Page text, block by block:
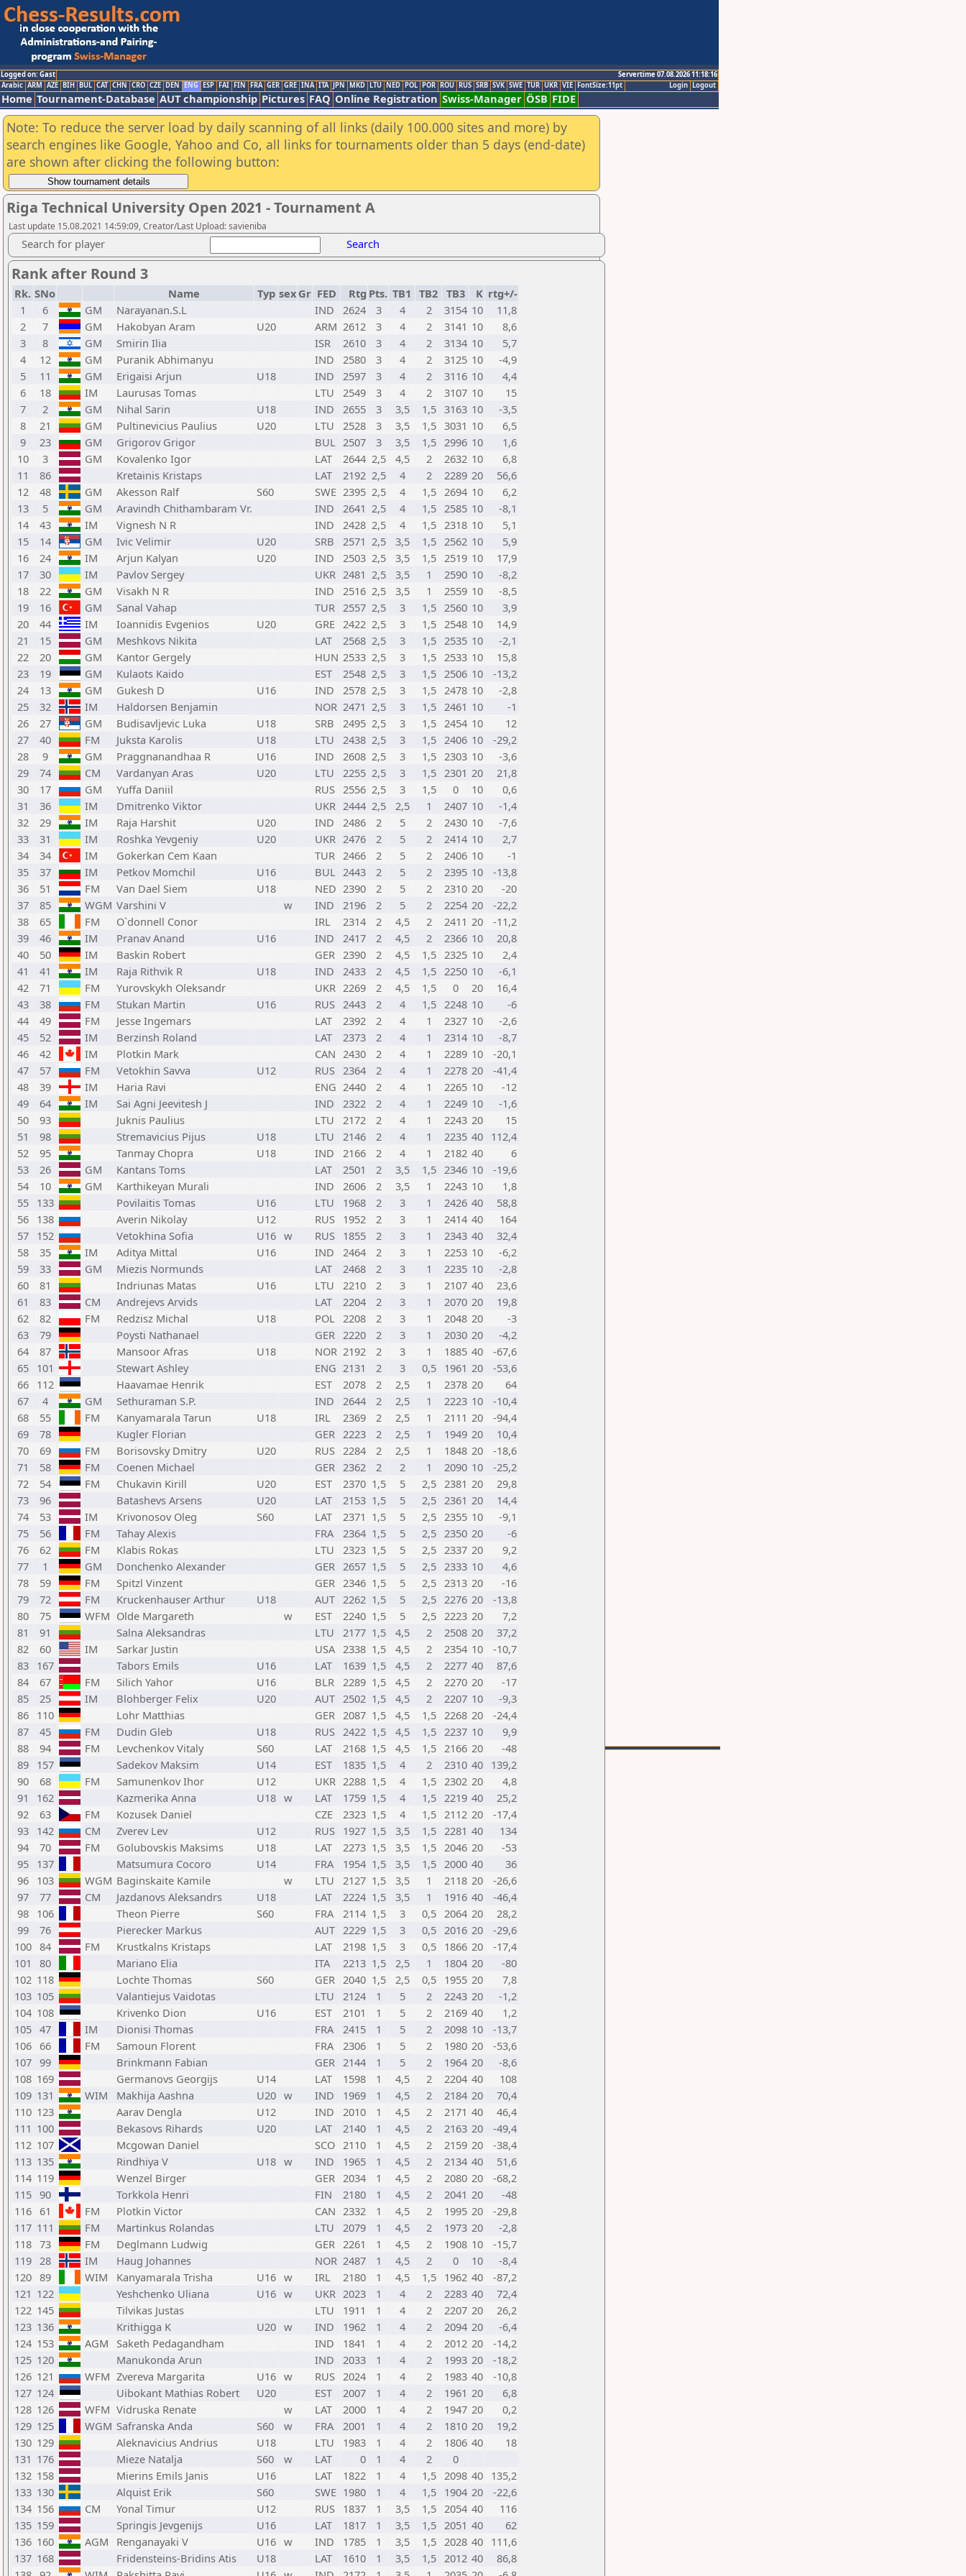
Logged on: Gast
Servertime 07.08.2026 11:18:16
Logout
Login
Arabic ARM AZE BIH BUL CAT CHN CRO CZE DEN ENG ESP FAI FIN FRA GER GRE INA ITA JPN MKD LTU NED POL POR ROU RUS SRB SVK SWE TUR UKR VIE FontSize:11pt
Home Tournament-Database AUT championship Pictures FAQ Online Registration Swiss-Manager ÖSB FIDE
Note: To reduce the server load by daily scanning of all links (daily 100.000 sites and more) by
search engines like Google, Yahoo and Co, all links for tournaments older than 5 days (end-date)
are shown after clicking the following button:
Riga Technical University Open 2021 - Tournament A
Last update 15.08.2021 14:59:09, Creator/Last Upload: savieniba
Search for player Search
Rank after Round 3
Rk. SNo Name Typ sex Gr FED Rtg Pts. TB1 TB2 TB3 K rtg+/-
1
6 GM Narayanan.S.L IND 2624 3 4 2 3154 10
11,8
2
7 GM Hakobyan Aram U20 ARM 2612 3 4 2 3141 10
8,6
3
8 GM Smirin Ilia ISR 2610 3 4 2 3134 10
5,7
4
12 GM Puranik Abhimanyu IND 2580 3 4 2 3125 10
-4,9
5
11 GM Erigaisi Arjun U18 IND 2597 3 4 2 3116 10
4,4
6
18 IM Laurusas Tomas LTU 2549 3 4 2 3107 10
15
7
2 GM Nihal Sarin U18 IND 2655 3 3,5 1,5 3163 10
-3,5
8
21 GM Pultinevicius Paulius U20 LTU 2528 3 3,5 1,5 3031 10
6,5
9
23 GM Grigorov Grigor BUL 2507 3 3,5 1,5 2996 10
1,6
10
3 GM Kovalenko Igor LAT 2644 2,5 4,5 2 2632 10
6,8
11
86 Kretainis Kristaps LAT 2192 2,5 4 2 2289 20
56,6
12
48 GM Akesson Ralf S60 SWE 2395 2,5 4 1,5 2694 10
6,2
13
5 GM Aravindh Chithambaram Vr. IND 2641 2,5 4 1,5 2585 10
-8,1
14
43 IM Vignesh N R IND 2428 2,5 4 1,5 2318 10
5,1
15
14 GM Ivic Velimir U20 SRB 2571 2,5 3,5 1,5 2562 10
5,9
16
24 IM Arjun Kalyan U20 IND 2503 2,5 3,5 1,5 2519 10
17,9
17
30 IM Pavlov Sergey UKR 2481 2,5 3,5 1 2590 10
-8,2
18
22 GM Visakh N R IND 2516 2,5 3,5 1 2559 10
-8,5
19
16 GM Sanal Vahap TUR 2557 2,5 3 1,5 2560 10
3,9
20
44 IM Ioannidis Evgenios U20 GRE 2422 2,5 3 1,5 2548 10
14,9
21
15 GM Meshkovs Nikita LAT 2568 2,5 3 1,5 2535 10
-2,1
22
20 GM Kantor Gergely HUN 2533 2,5 3 1,5 2533 10
15,8
23
19 GM Kulaots Kaido EST 2548 2,5 3 1,5 2506 10
-13,2
24
13 GM Gukesh D U16 IND 2578 2,5 3 1,5 2478 10
-2,8
25
32 IM Haldorsen Benjamin NOR 2471 2,5 3 1,5 2461 10
-1
26
27 GM Budisavljevic Luka U18 SRB 2495 2,5 3 1,5 2454 10
12
27
40 FM Juksta Karolis U18 LTU 2438 2,5 3 1,5 2406 10
-29,2
28
9 GM Praggnanandhaa R U16 IND 2608 2,5 3 1,5 2303 10
-3,6
29
74 CM Vardanyan Aras U20 LTU 2255 2,5 3 1,5 2301 20
21,8
30
17 GM Yuffa Daniil RUS 2556 2,5 3 1,5 0 10
0,6
31
36 IM Dmitrenko Viktor UKR 2444 2,5 2,5 1 2407 10
-1,4
32
29 IM Raja Harshit U20 IND 2486 2 5 2 2430 10
-7,6
33
31 IM Roshka Yevgeniy U20 UKR 2476 2 5 2 2414 10
2,7
34
34 IM Gokerkan Cem Kaan TUR 2466 2 5 2 2406 10
-1
35
37 IM Petkov Momchil U16 BUL 2443 2 5 2 2395 10
-13,8
36
51 FM Van Dael Siem U18 NED 2390 2 5 2 2310 20
-20
37
85 WGM Varshini V w IND 2196 2 5 2 2254 20
-22,2
38
65 FM O`donnell Conor IRL 2314 2 4,5 2 2411 20
-11,2
39
46 IM Pranav Anand U16 IND 2417 2 4,5 2 2366 10
20,8
40
50 IM Baskin Robert GER 2390 2 4,5 1,5 2325 10
2,4
41
41 IM Raja Rithvik R U18 IND 2433 2 4,5 1,5 2250 10
-6,1
42
71 FM Yurovskykh Oleksandr UKR 2269 2 4,5 1,5 0 20
16,4
43
38 FM Stukan Martin U16 RUS 2443 2 4 1,5 2248 10
-6
44
49 FM Jesse Ingemars LAT 2392 2 4 1 2327 10
-2,6
45
52 IM Berzinsh Roland LAT 2373 2 4 1 2314 10
-8,7
46
42 IM Plotkin Mark CAN 2430 2 4 1 2289 10
-20,1
47
57 FM Vetokhin Savva U12 RUS 2364 2 4 1 2278 20
-41,4
48
39 IM Haria Ravi ENG 2440 2 4 1 2265 10
-12
49
64 IM Sai Agni Jeevitesh J IND 2322 2 4 1 2249 10
-1,6
50
93 Juknis Paulius LTU 2172 2 4 1 2243 20
15
51
98 Stremavicius Pijus U18 LTU 2146 2 4 1 2235 40 112,4
52
95 Tanmay Chopra U18 IND 2166 2 4 1 2182 40
6
53
26 GM Kantans Toms LAT 2501 2 3,5 1,5 2346 10
-19,6
54
10 GM Karthikeyan Murali IND 2606 2 3,5 1 2243 10
1,8
55 133 Povilaitis Tomas U16 LTU 1968 2 3 1 2426 40
58,8
56 138 Averin Nikolay U12 RUS 1952 2 3 1 2414 40
164
57 152 Vetokhina Sofia U16 w RUS 1855 2 3 1 2343 40
32,4
58
35 IM Aditya Mittal U16 IND 2464 2 3 1 2253 10
-6,2
59
33 GM Miezis Normunds LAT 2468 2 3 1 2235 10
-2,8
60
81 Indriunas Matas U16 LTU 2210 2 3 1 2107 40
23,6
61
83 CM Andrejevs Arvids LAT 2204 2 3 1 2070 20
19,8
62
82 FM Redzisz Michal U18 POL 2208 2 3 1 2048 20
-3
63
79 Poysti Nathanael GER 2220 2 3 1 2030 20
-4,2
64
87 Mansoor Afras U18 NOR 2192 2 3 1 1885 40
-67,6
65 101 Stewart Ashley ENG 2131 2 3 0,5 1961 20
-53,6
66 112 Haavamae Henrik EST 2078 2 2,5 1 2378 20
64
67
4 GM Sethuraman S.P. IND 2644 2 2,5 1 2223 10
-10,4
68
55 FM Kanyamarala Tarun U18 IRL 2369 2 2,5 1 2111 20
-94,4
69
78 Kugler Florian GER 2223 2 2,5 1 1949 20
10,4
70
69 FM Borisovsky Dmitry U20 RUS 2284 2 2,5 1 1848 20
-18,6
71
58 FM Coenen Michael GER 2362 2 2 1 2090 10
-25,2
72
54 FM Chukavin Kirill U20 EST 2370 1,5 5 2,5 2381 20
29,8
73
96 Batashevs Arsens U20 LAT 2153 1,5 5 2,5 2361 20
14,4
74
53 IM Krivonosov Oleg S60 LAT 2371 1,5 5 2,5 2355 10
-9,1
75
56 FM Tahay Alexis FRA 2364 1,5 5 2,5 2350 20
-6
76
62 FM Klabis Rokas LTU 2323 1,5 5 2,5 2337 20
9,2
77
1 GM Donchenko Alexander GER 2657 1,5 5 2,5 2333 10
4,6
78
59 FM Spitzl Vinzent GER 2346 1,5 5 2,5 2313 20
-16
79
72 FM Kruckenhauser Arthur U18 AUT 2262 1,5 5 2,5 2276 20
-13,8
80
75 WFM Olde Margareth w EST 2240 1,5 5 2,5 2223 20
7,2
81
91 Salna Aleksandras LTU 2177 1,5 4,5 2 2508 20
37,2
82
60 IM Sarkar Justin USA 2338 1,5 4,5 2 2354 10
-10,7
83 167 Tabors Emils U16 LAT 1639 1,5 4,5 2 2277 40
87,6
84
67 FM Silich Yahor U16 BLR 2289 1,5 4,5 2 2270 20
-17
85
25 IM Blohberger Felix U20 AUT 2502 1,5 4,5 2 2207 10
-9,3
86 110 Lohr Matthias GER 2087 1,5 4,5 1,5 2268 20
-24,4
87
45 FM Dudin Gleb U18 RUS 2422 1,5 4,5 1,5 2237 10
9,9
88
94 FM Levchenkov Vitaly S60 LAT 2168 1,5 4,5 1,5 2166 20
-48
89 157 Sadekov Maksim U14 EST 1835 1,5 4 2 2310 40 139,2
90
68 FM Samunenkov Ihor U12 UKR 2288 1,5 4 1,5 2302 20
4,8
91
162 Kazmerika Anna U18 w LAT 1759 1,5 4 1,5 2219 40
25,2
92
63 FM Kozusek Daniel CZE 2323 1,5 4 1,5 2112 20
-17,4
93 142 CM Zverev Lev U12 RUS 1927 1,5 3,5 1,5 2281 40
134
94
70 FM Golubovskis Maksims U18 LAT 2273 1,5 3,5 1,5 2046 20
-53
95 137 Matsumura Cocoro U14 FRA 1954 1,5 3,5 1,5 2000 40
36
96 103 WGM Baginskaite Kamile w LTU 2127 1,5 3,5 1 2118 20
-26,6
97
77 CM Jazdanovs Aleksandrs U18 LAT 2224 1,5 3,5 1 1916 40
-46,4
98 106 Theon Pierre S60 FRA 2114 1,5 3 0,5 2064 20
28,2
99
76 Pierecker Markus AUT 2229 1,5 3 0,5 2016 20
-29,6
100 84 FM Krustkalns Kristaps LAT 2198 1,5 3 0,5 1866 20
-17,4
101
80 Mariano Elia ITA 2213 1,5 2,5 1 1804 20
-80
102 118 Lochte Thomas S60 GER 2040 1,5 2,5 0,5 1955 20
7,8
103 105 Valantiejus Vaidotas LTU 2124 1 5 2 2243 20
-1,2
104 108 Krivenko Dion U16 EST 2101 1 5 2 2169 40
1,2
105 47 IM Dionisi Thomas FRA 2415 1 5 2 2098 10
-13,7
106 66 FM Samoun Florent FRA 2306 1 5 2 1980 20
-53,6
107 99 Brinkmann Fabian GER 2144 1 5 2 1964 20
-8,6
108 169 Germanovs Georgijs U14 LAT 1598 1 4,5 2 2204 40
108
109 131 WIM Makhija Aashna U20 w IND 1969 1 4,5 2 2184 20
70,4
110 123 Aarav Dengla U12 IND 2010 1 4,5 2 2171 40
46,4
111 100 Bekasovs Rihards U20 LAT 2140 1 4,5 2 2163 20
-49,4
112 107 Mcgowan Daniel SCO 2110 1 4,5 2 2159 20
-38,4
113 135 Rindhiya V U18 w IND 1965 1 4,5 2 2134 40
51,6
114 119 Wenzel Birger GER 2034 1 4,5 2 2080 20
-68,2
115 90 Torkkola Henri FIN 2180 1 4,5 2 2041 20
-48
116 61 FM Plotkin Victor CAN 2332 1 4,5 2 1995 20
-29,8
117 111 FM Martinkus Rolandas LTU 2079 1 4,5 2 1973 20
-2,8
118 73 FM Deglmann Ludwig GER 2261 1 4,5 2 1908 10
-15,7
119 28 IM Haug Johannes NOR 2487 1 4,5 2 0 10
-8,4
120 89 WIM Kanyamarala Trisha U16 w IRL 2180 1 4,5 1,5 1962 40
-87,2
121 122 Yeshchenko Uliana U16 w UKR 2023 1 4 2 2283 40
72,4
122 145 Tilvikas Justas LTU 1911 1 4 2 2207 20
26,2
123 136 Krithigga K U20 w IND 1962 1 4 2 2094 20
-6,4
124 153 AGM Saketh Pedagandham IND 1841 1 4 2 2012 20
-14,2
125 120 Manukonda Arun IND 2033 1 4 2 1993 20
-18,2
126 121 WFM Zvereva Margarita U16 w RUS 2024 1 4 2 1983 40
-10,8
127 124 Uibokant Mathias Robert U20 EST 2007 1 4 2 1961 20
6,8
128 126 WFM Vidruska Renate w LAT 2000 1 4 2 1947 20
0,2
129 125 WGM Safranska Anda S60 w FRA 2001 1 4 2 1810 20
19,2
130 129 Aleknavicius Andrius U18 LTU 1983 1 4 2 1806 40
18
131 176 Mieze Natalja S60 w LAT 0 1 4 2
0
132 158 Mierins Emils Janis U16 LAT 1822 1 4 1,5 2098 40 135,2
133 130 Alquist Erik S60 SWE 1980 1 4 1,5 1904 20
-22,6
134 156 CM Yonal Timur U12 RUS 1837 1 3,5 1,5 2054 40
116
135 159 Springis Jevgenijs U16 LAT 1817 1 3,5 1,5 2051 40
62
136 160 AGM Renganayaki V U16 w IND 1785 1 3,5 1,5 2028 40 111,6
137 168 Fridensteins-Bridins Atis U18 LAT 1610 1 3,5 1,5 2012 40
86,8